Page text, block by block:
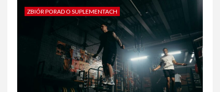
ZBIÓR PORAD O SUPLEMENTACH